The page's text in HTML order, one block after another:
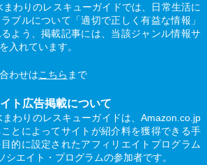
わりのレスキューガイドでは、日常生活に
ブルについて「適切で正しく有益な情報」
よう、掲載記事には、当該ジャンル情報サ
入れています。
わせはこちら まで
ト広告掲載について
わりのレスキューガイドは、Amazon.co.jp
とによってサイトが紹介料を獲得できる手
的に設定されたアフィリエイトプログラム
シエイト・プログラムの参加者です。